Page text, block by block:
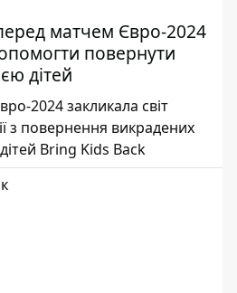
матчем Євро-2024
повернути
дітей
2024 закликала світ
з повернення викрадених
Bring Kids Back